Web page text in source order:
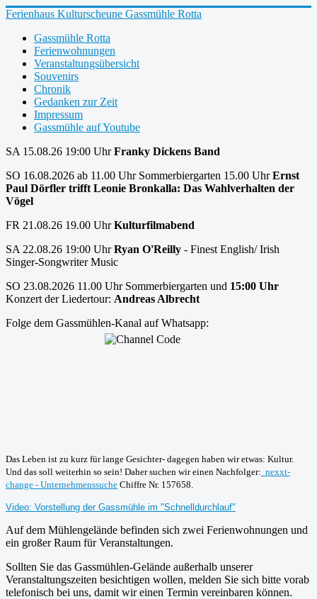
Ferienhaus Kulturscheune Gassmühle Rotta
Gassmühle Rotta
Ferienwohnungen
Veranstaltungsübersicht
Souvenirs
Chronik
Gedanken zur Zeit
Impressum
Gassmühle auf Youtube
SA 15.08.26 19:00 UhrFranky Dickens Band
SO 16.08.2026 ab 11.00 Uhr Sommerbiergarten 15.00 UhrErnst
Paul Dörfler trifft Leonie Bronkalla: Das Wahlverhalten der
Vögel
FR 21.08.26 19.00 UhrKulturfilmabend
SA 22.08.26 19:00 UhrRyan O'Reilly - Finest English/ Irish
Singer-Songwriter Music
SO 23.08.2026 11.00 Uhr Sommerbiergarten und 15:00 Uhr
Konzert der Liedertour: Andreas Albrecht
Folge dem Gassmühlen-Kanal auf Whatsapp:
Das Leben ist zu kurz für lange Gesichter- dagegen haben wir etwas: Kultur.
Und das soll weiterhin so sein! Daher suchen wir einen Nachfolger: nexxt-
change - Unternehmenssuche Chiffre Nr. 157658.
Video: Vorstellung der Gassmühle im "Schnelldurchlauf"
Auf dem Mühlengelände befinden sich zwei Ferienwohnungen und
ein großer Raum für Veranstaltungen.
Sollten Sie das Gassmühlen-Gelände außerhalb unserer
Veranstaltungszeiten besichtigen wollen, melden Sie sich bitte vorab
telefonisch bei uns, damit wir einen Termin vereinbaren können.